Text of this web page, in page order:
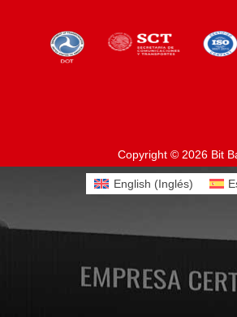
Copyright © 2026 Bit
English (Inglés)